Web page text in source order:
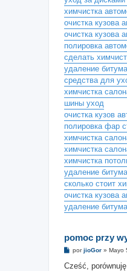
химчистка
очистка кузова
очистка кузова
полировка
сделать
удаление
средства для
химчистка
шины уход
очистка кузов
полировка фар
химчистка
химчистка
химчистка
удаление
сколько стоит
очистка кузова
удаление
pomoc przy
M
n
porjioGor » Mayo
Cześć,